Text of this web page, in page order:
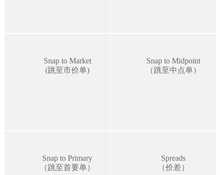
Snap to Market
(跳至市价单)
Snap to Midpoint
（跳至中点单）
Snap to Primary
（跳至首要单）
Spreads
（价差）